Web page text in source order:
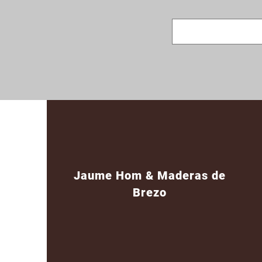
Jaume Hom & Maderas de
Brezo